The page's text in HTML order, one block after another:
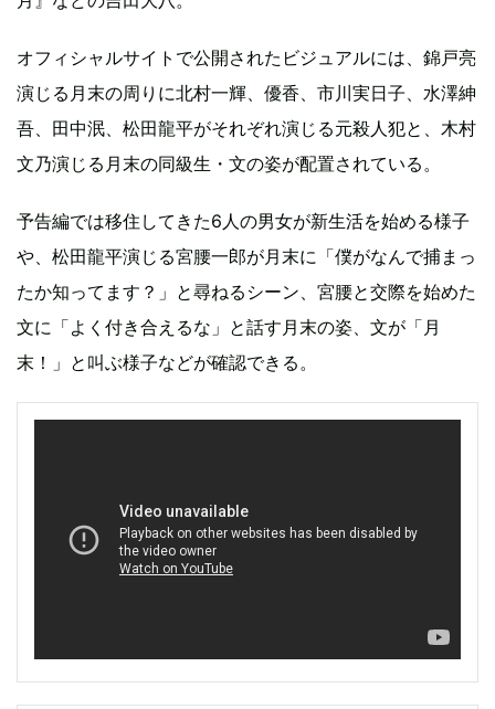
オフィシャルサイトで公開されたビジュアルには、錦戸亮
演じる月末の周りに北村一輝、優香、市川実日子、水澤紳
吾、田中泯、松田龍平がそれぞれ演じる元殺人犯と、木村
文乃演じる月末の同級生・文の姿が配置されている。
予告編では移住してきた6人の男女が新生活を始める様子
や、松田龍平演じる宮腰一郎が月末に「僕がなんで捕まっ
たか知ってます？」と尋ねるシーン、宮腰と交際を始めた
文に「よく付き合えるな」と話す月末の姿、文が「月
末！」と叫ぶ様子などが確認できる。